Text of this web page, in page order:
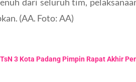
(AA. Foto: AA)
3 Kota Padang Pimpin Rapat Akhir